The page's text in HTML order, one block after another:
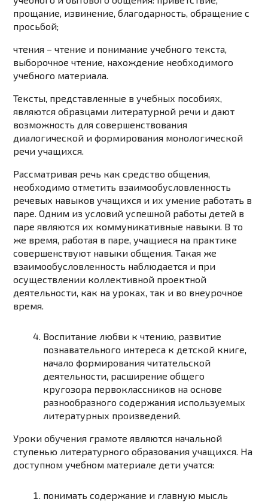
прощание, извинение, благодарность, обращение с
просьбой;
чтения – чтение и понимание учебного текста,
выборочное чтение, нахождение необходимого
учебного материала.
Тексты, представленные в учебных пособиях,
являются образцами литературной речи и дают
возможность для совершенствования
диалогической и формирования монологической
речи учащихся.
Рассматривая речь как средство общения,
необходимо отметить взаимообусловленность
речевых навыков учащихся и их умение работать в
паре. Одним из условий успешной работы детей в
паре являются их коммуникативные навыки. В то
же время, работая в паре, учащиеся на практике
совершенствуют навыки общения. Такая же
взаимообусловленность наблюдается и при
осуществлении коллективной проектной
деятельности, как на уроках, так и во внеурочное
время.
Воспитание любви к чтению, развитие
познавательного интереса к детской книге,
начало формирования читательской
деятельности, расширение общего
кругозора первоклассников на основе
разнообразного содержания используемых
литературных произведений.
Уроки обучения грамоте являются начальной
ступенью литературного образования учащихся. На
доступном учебном материале дети учатся:
понимать содержание и главную мысль